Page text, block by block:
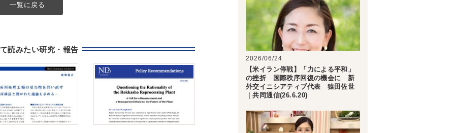
一覧に戻る
読みたい研究・報告
2026/06/24
【米イラン停戦】「力による平和」
の挫折 国際秩序回復の機会に 新
外交イニシアティブ代表 猿田佐世
｜共同通信(26.6.20)